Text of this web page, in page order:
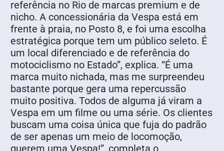
referência no Rio de marcas premium e de
nicho. A concessionária da Vespa está em
frente à praia, no Posto 8, e foi uma escolha
estratégica porque tem um público seleto. É
um local diferenciado e de referência do
motociclismo no Estado”, explica. “É uma
marca muito nichada, mas me surpreendeu
bastante porque gera uma repercussão
muito positiva. Todos de alguma já viram a
Vespa em um filme ou uma série. Os clientes
buscam uma coisa única que fuja do padrão
de ser apenas um meio de locomoção,
querem uma Vespa!”, completa o